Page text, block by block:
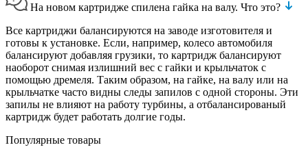
На новом картридже спилена гайка на валу. Что это?
Все картриджи балансируются на заводе изготовителя и
готовы к установке. Если, например, колесо автомобиля
балансируют добавляя грузики, то картридж балансируют
наоборот снимая излишний вес с гайки и крыльчаток с
помощью дремеля. Таким образом, на гайке, на валу или на
крыльчатке часто видны следы запилов с одной стороны. Эти
запилы не влияют на работу турбины, а отбалансированый
картридж будет работать долгие годы.
Популярные товары